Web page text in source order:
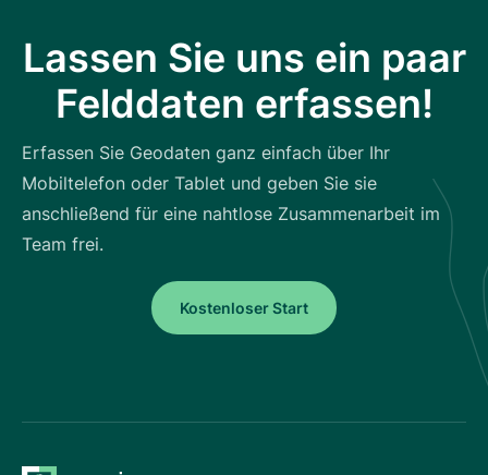
Lassen Sie uns ein paar
Felddaten erfassen!
Erfassen Sie Geodaten ganz einfach über Ihr
Mobiltelefon oder Tablet und geben Sie sie
anschließend für eine nahtlose Zusammenarbeit im
Team frei.
Kostenloser Start